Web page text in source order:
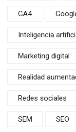
GA4
Inteligencia
Marketing digital
Realidad
Redes sociales
SEM SEO